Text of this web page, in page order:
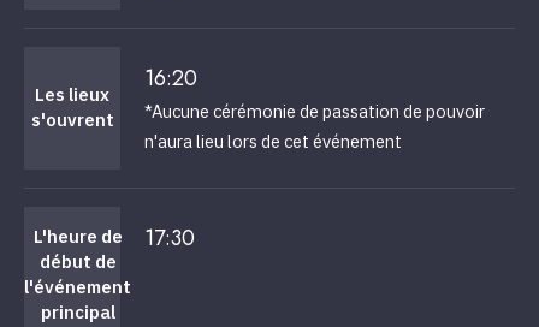
Les lieux
s'ouvrent
16:20
*Aucune cérémonie de passation de pouvoir
n'aura lieu lors de cet événement
L'heure de
début de
l'événement
principal
17:30